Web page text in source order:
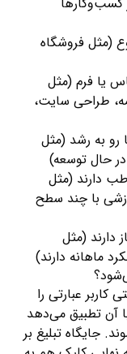
(مثل فروشگاه
یا فرم (مثل
طراحی سایت،
رو به رشد (مثل
حال توسعه)
دارند (مثل
با چند سطح
دارند (مثل
ماهانه دارند)
کاربر عبارتی را
آن تطبیق می‌دهد
جایگاه تبلیغ بر